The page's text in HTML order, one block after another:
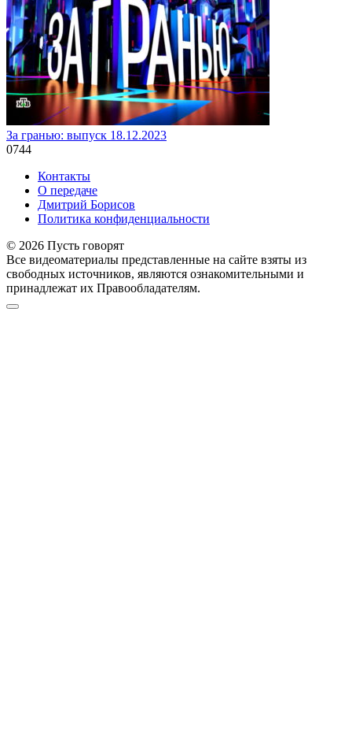
За гранью: выпуск 18.12.2023
0744
Контакты
О передаче
Дмитрий Борисов
Политика конфиденциальности
© 2026 Пусть говорят
Все видеоматериалы представленные на сайте взяты из
свободных источников, являются ознакомительными и
принадлежат их Правообладателям.